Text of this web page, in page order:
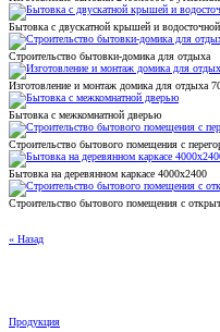
Бытовка с двускатной крышей и водосточной
Строительство бытовки-домика для отдыха
Изготовление и монтаж домика для отдыха
Бытовка с межкомнатной дверью
Строительство бытового помещения с
Бытовка на деревянном каркасе 4000x2400
Строительство бытового помещения с
« Назад
Продукция